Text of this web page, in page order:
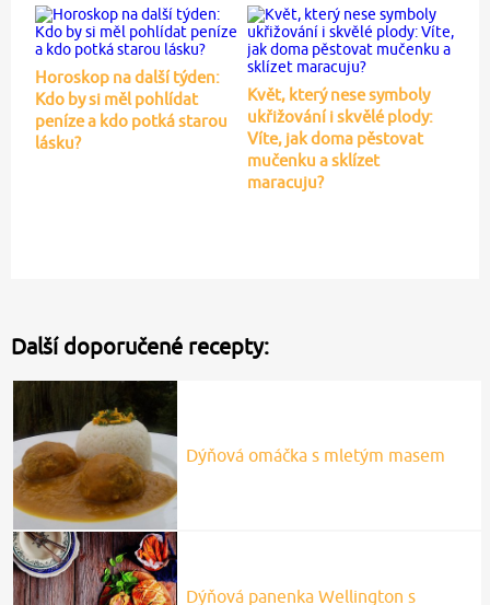
Horoskop na další týden:
Kdo by si měl pohlídat
peníze a kdo potká starou
lásku?
Květ, který nese symboly
ukřižování i skvělé plody:
Víte, jak doma pěstovat
mučenku a sklízet
maracuju?
Další doporučené recepty:
Dýňová omáčka s mletým masem
Dýňová panenka Wellington s